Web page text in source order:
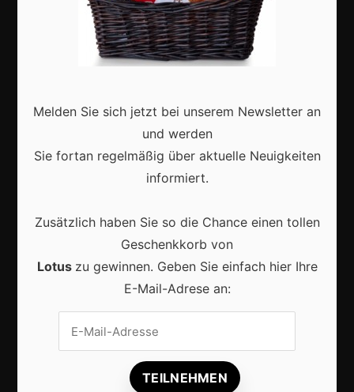
Karneval in Deutschland: Traditionen, Kostüme und
moderne Feierkultur
Karneval in Berlin erleben: Kreativität, Kultur und
Gemeinschaft auf einzigartige Weise entdecken
Vrijwilligers maken van carnaval een onvergetelijk
evenement
Melden Sie sich jetzt bei unserem Newsletter an
und werden
Sie fortan regelmäßig über aktuelle Neuigkeiten
informiert.
Zusätzlich haben Sie so die Chance einen tollen
Geschenkkorb von
Lotus zu gewinnen. Geben Sie einfach hier Ihre
E-Mail-Adrese an: